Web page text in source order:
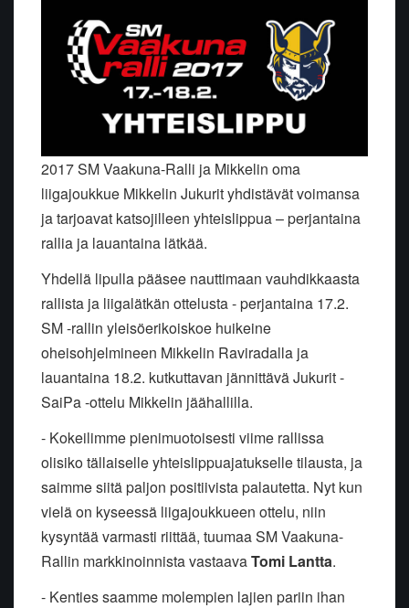
2017 SM Vaakuna-Ralli ja Mikkelin oma
liigajoukkue Mikkelin Jukurit yhdistävät voimansa
ja tarjoavat katsojilleen yhteislippua – perjantaina
rallia ja lauantaina lätkää.
Yhdellä lipulla pääsee nauttimaan vauhdikkaasta
rallista ja liigalätkän ottelusta - perjantaina 17.2.
SM -rallin yleisöerikoiskoe huikeine
oheisohjelmineen Mikkelin Raviradalla ja
lauantaina 18.2. kutkuttavan jännittävä Jukurit -
SaiPa -ottelu Mikkelin jäähallilla.
- Kokeilimme pienimuotoisesti viime rallissa
olisiko tällaiselle yhteislippuajatukselle tilausta, ja
saimme siitä paljon positiivista palautetta. Nyt kun
vielä on kyseessä liigajoukkueen ottelu, niin
kysyntää varmasti riittää, tuumaa SM Vaakuna-
Rallin markkinoinnista vastaavaTomi Lantta.
- Kenties saamme molempien lajien pariin ihan